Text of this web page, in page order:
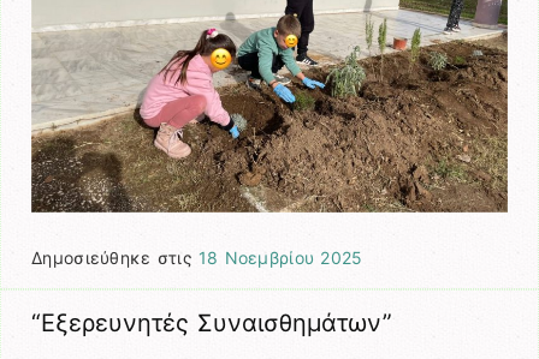
Δημοσιεύθηκε στις 18 Νοεμβρίου 2025
“Εξερευνητές Συναισθημάτων”